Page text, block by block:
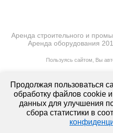
Аренда строительного и
Аренда оборудования
Пользуясь сайтом, Вы
lt-
Аренда
Продолжая пользоваться
обработку файлов cookie и
данных для улучшения
сбора статистики в